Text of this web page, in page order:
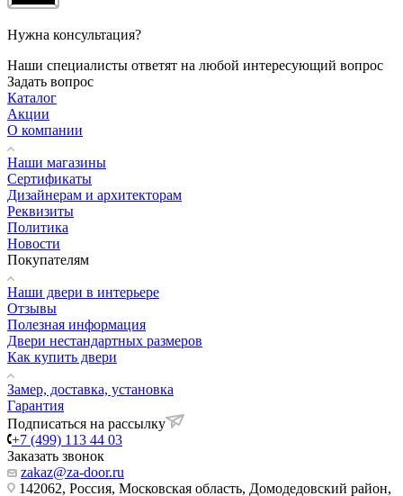
Нужна консультация?
Наши специалисты ответят на любой интересующий вопрос
Задать вопрос
Каталог
Акции
О компании
Наши магазины
Сертификаты
Дизайнерам и архитекторам
Реквизиты
Политика
Новости
Покупателям
Наши двери в интерьере
Отзывы
Полезная информация
Двери нестандартных размеров
Как купить двери
Замер, доставка, установка
Гарантия
Подписаться на рассылку
+7 (499) 113 44 03
Заказать звонок
zakaz@za-door.ru
142062, Россия, Московская область, Домодедовский район,